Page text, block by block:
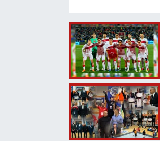
Vücut Geliştirme Fitness